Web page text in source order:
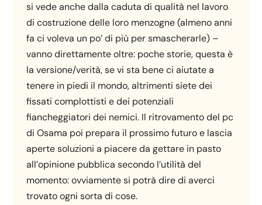
si vede anche dalla caduta di qualità nel lavoro
di costruzione delle loro menzogne (almeno anni
fa ci voleva un po’ di più per smascherarle) –
vanno direttamente oltre: poche storie, questa è
la versione/verità, se vi sta bene ci aiutate a
tenere in piedi il mondo, altrimenti siete dei
fissati complottisti e dei potenziali
fiancheggiatori dei nemici. Il ritrovamento del pc
di Osama poi prepara il prossimo futuro e lascia
aperte soluzioni a piacere da gettare in pasto
all’opinione pubblica secondo l’utilità del
momento: ovviamente si potrà dire di averci
trovato ogni sorta di cose.